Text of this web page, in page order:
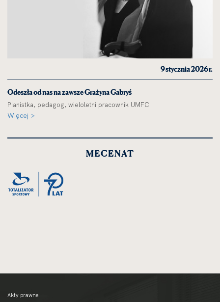
9 stycznia 2026 r.
Odeszła od nas na zawsze Grażyna Gabryś
Pianistka, pedagog, wieloletni pracownik UMFC
Więcej >
MECENAT
Akty prawne